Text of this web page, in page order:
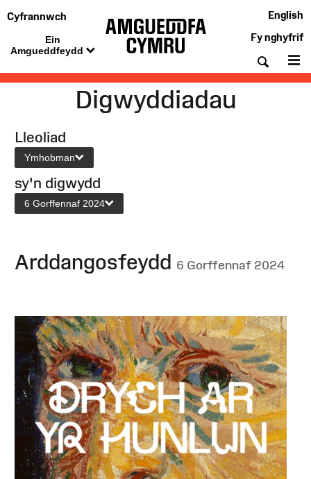
Cyfrannwch
Ein
Amgueddfeydd
English
Fy nghyfrif
Digwyddiadau
Lleoliad
Ymhobman
sy'n digwydd
6 Gorffennaf 2024
Arddangosfeydd 6 Gorffennaf 2024